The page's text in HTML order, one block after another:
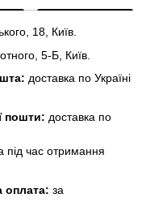
18, Київ.
5-Б, Київ.
доставка по Україні
пошти: доставка по
під час отримання
оплата: за